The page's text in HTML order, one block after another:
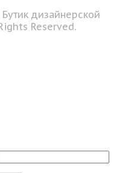
дизайнерской
Reserved.